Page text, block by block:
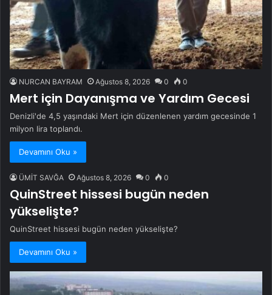
NURCAN BAYRAM Ağustos 8, 2026 0 0
Mert için Dayanışma ve Yardım Gecesi
Denizli'de 4,5 yaşındaki Mert için düzenlenen yardım gecesinde 1
milyon lira toplandı.
Devamını Oku »
ÜMİT SAVĞA Ağustos 8, 2026 0 0
QuinStreet hissesi bugün neden
yükselişte?
QuinStreet hissesi bugün neden yükselişte?
Devamını Oku »